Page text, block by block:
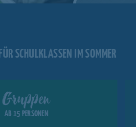
FÜR SCHULKLASSEN IM SOMMER
Gruppen
AB 15 PERSONEN